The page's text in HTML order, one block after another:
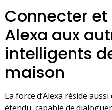
Connecter
Alexa aux
intelligents
maison
La force d’Alexa réside
étendu, capable de